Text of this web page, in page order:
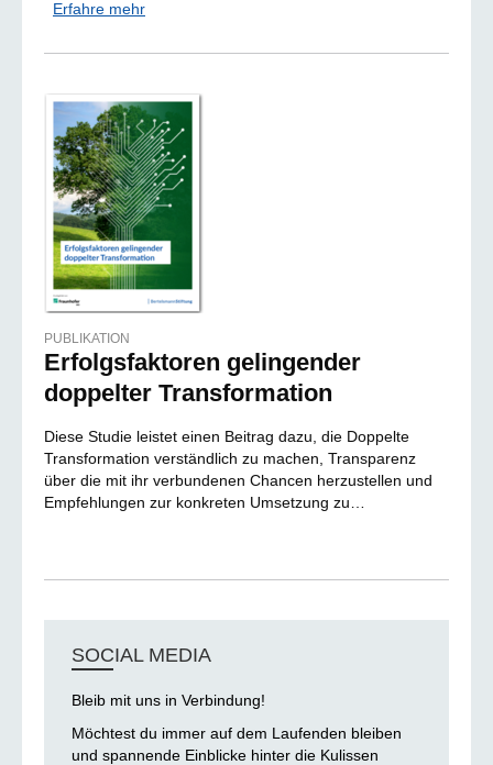
Erfahre mehr
PUBLIKATION
Erfolgsfaktoren gelingender
doppelter Transformation
Diese Studie leistet einen Beitrag dazu, die Doppelte
Transformation verständlich zu machen, Transparenz
über die mit ihr verbundenen Chancen herzustellen und
Empfehlungen zur konkreten Umsetzung zu…
SOCIAL MEDIA
Bleib mit uns in Verbindung!
Möchtest du immer auf dem Laufenden bleiben
und spannende Einblicke hinter die Kulissen